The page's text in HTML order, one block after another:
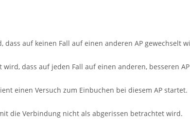
auf keinen Fall auf einen anderen AP gewechselt
dass auf jeden Fall auf einen anderen, besseren
einen Versuch zum Einbuchen bei diesem AP startet.
die Verbindung nicht als abgerissen betrachtet wird.